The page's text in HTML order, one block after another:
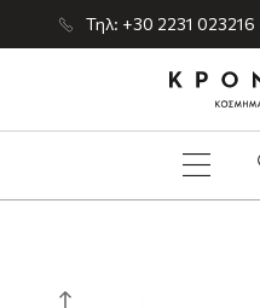
Τηλ: +30 2231 023216